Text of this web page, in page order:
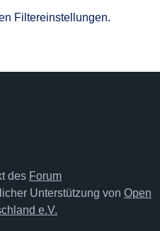
Filtereinstellungen.
des Forum
Unterstützung von Open
e.V.